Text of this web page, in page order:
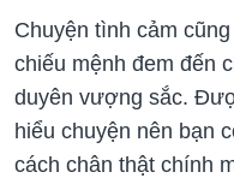
Chuyện tình cảm
chiếu mệnh đem đến
duyên vượng sắc.
hiểu chuyện nên bạn
cách chân thật chính